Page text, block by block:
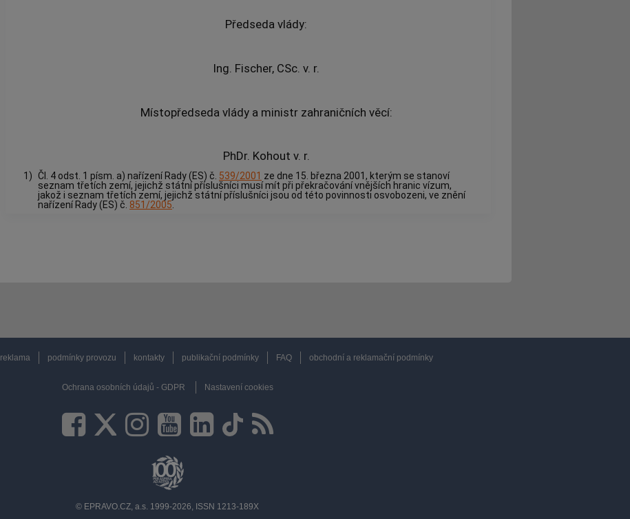
Předseda vlády:
Ing. Fischer, CSc. v. r.
Místopředseda vlády a ministr zahraničních věcí:
PhDr. Kohout v. r.
1) Čl. 4 odst. 1 písm. a) nařízení Rady (ES) č. 539/2001 ze dne 15. března 2001, kterým se stanoví
seznam třetích zemí, jejichž státní příslušníci musí mít při překračování vnějších hranic vízum,
jakož i seznam třetích zemí, jejichž státní příslušníci jsou od této povinnosti osvobozeni, ve znění
nařízení Rady (ES) č. 851/2005.
reklama podmínky provozu kontakty publikační podmínky FAQ obchodní a reklamační podmínky
Ochrana osobních údajů - GDPR Nastavení cookies
© EPRAVO.CZ, a.s. 1999-2026, ISSN 1213-189X